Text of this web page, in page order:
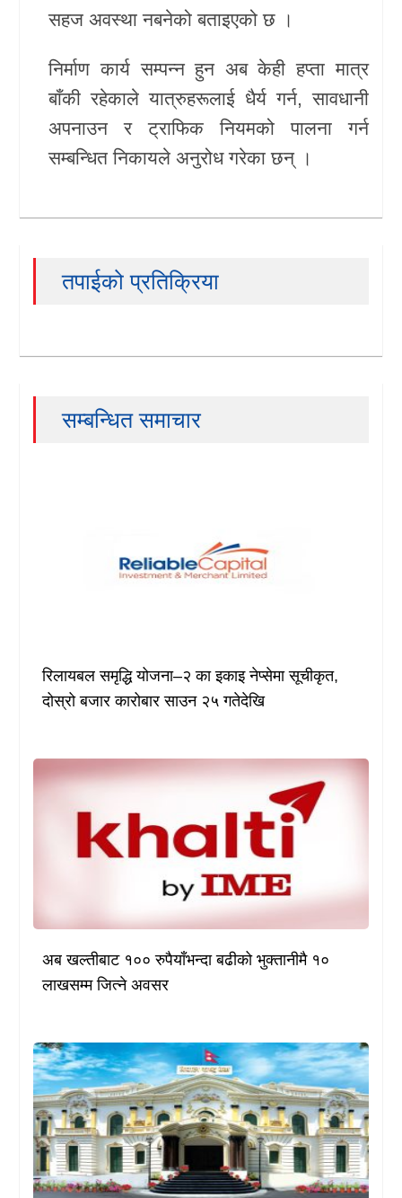
सहज अवस्था नबनेको बताइएको छ ।
निर्माण कार्य सम्पन्न हुन अब केही हप्ता मात्र
बाँकी रहेकाले यात्रुहरूलाई धैर्य गर्न, सावधानी
अपनाउन र ट्राफिक नियमको पालना गर्न
सम्बन्धित निकायले अनुरोध गरेका छन् ।
तपाईको प्रतिक्रिया
सम्बन्धित समाचार
रिलायबल समृद्धि योजना–२ का इकाइ नेप्सेमा सूचीकृत,
दोस्रो बजार कारोबार साउन २५ गतेदेखि
अब खल्तीबाट १०० रुपैयाँभन्दा बढीको भुक्तानीमै १०
लाखसम्म जित्ने अवसर